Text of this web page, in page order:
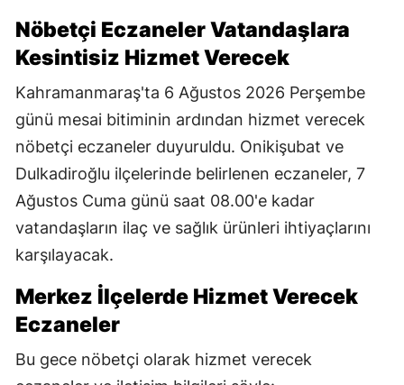
Nöbetçi Eczaneler Vatandaşlara
Kesintisiz Hizmet Verecek
Kahramanmaraş'ta 6 Ağustos 2026 Perşembe
günü mesai bitiminin ardından hizmet verecek
nöbetçi eczaneler duyuruldu. Onikişubat ve
Dulkadiroğlu ilçelerinde belirlenen eczaneler, 7
Ağustos Cuma günü saat 08.00'e kadar
vatandaşların ilaç ve sağlık ürünleri ihtiyaçlarını
karşılayacak.
Merkez İlçelerde Hizmet Verecek
Eczaneler
Bu gece nöbetçi olarak hizmet verecek